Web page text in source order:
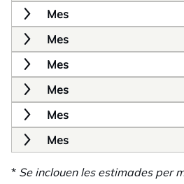
Mes
Mes
Mes
Mes
Mes
Mes
* Se inclouen les estimades per